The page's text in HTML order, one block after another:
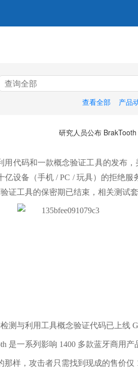
查看全部 产品
研究人员公布
用代码和一款概念验证工具的发布，
亿设备（手机 / PC / 玩具）的拒绝
验证工具的保密期已结束，相关测试
检测与利用工具概念验证代码已上线
是一系列影响 1400 多款蓝牙商用
那样，攻击者只需找到现成的售价仅